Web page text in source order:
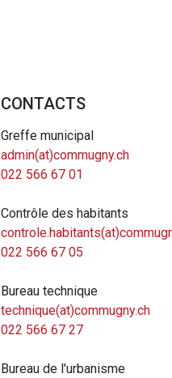
CONTACTS
Greffe municipal
admin(at)commugny.ch
022 566 67 01
Contrôle des habitants
022 566 67 05
Bureau technique
technique(at)commugny.ch
022 566 67 27
Bureau de l'urbanisme